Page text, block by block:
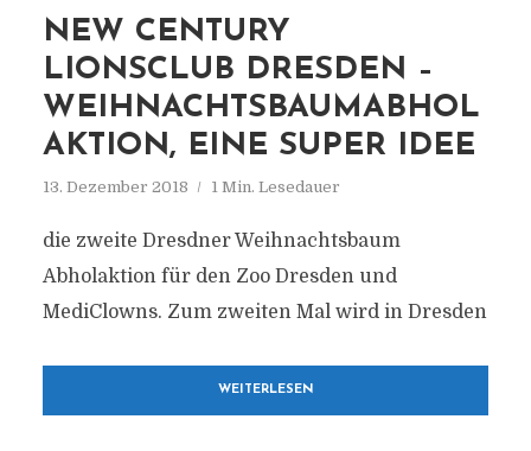
NEW CENTURY
LIONSCLUB DRESDEN –
WEIHNACHTSBAUMABHOL
AKTION, EINE SUPER IDEE
13. Dezember 2018 1 Min. Lesedauer
die zweite Dresdner Weihnachtsbaum
Abholaktion für den Zoo Dresden und
MediClowns. Zum zweiten Mal wird in Dresden
WEITERLESEN